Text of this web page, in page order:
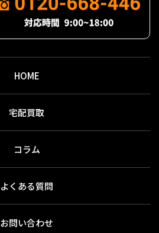
HOME
宅配買取
コラム
よくある質問
お問い合わせ